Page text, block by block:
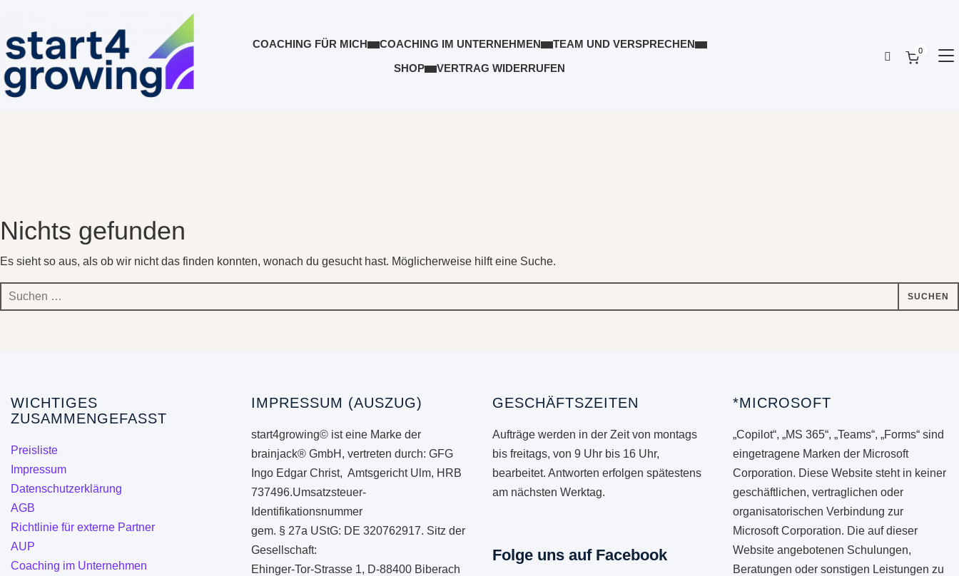
COACHING FÜR MICH COACHING IM UNTERNEHMEN
TEAM UND VERSPRECHEN
SHOP
VERTRAG WIDERRUFEN
0
Nichts gefunden
Es sieht so aus, als ob wir nicht das finden konnten, wonach du gesucht hast. Möglicherweise hilft eine Suche.
Suchen
nach:
WICHTIGES
ZUSAMMENGEFASST
Preisliste
Impressum
Datenschutzerklärung
AGB
Richtlinie für externe Partner
AUP
Coaching im Unternehmen
IMPRESSUM (AUSZUG)
start4growing© ist eine Marke der
brainjack® GmbH, vertreten durch: GFG
Ingo Edgar Christ, Amtsgericht Ulm, HRB
737496.Umsatzsteuer-
Identifikationsnummer
gem. § 27a UStG: DE 320762917. Sitz der
Gesellschaft:
Ehinger-Tor-Strasse 1, D-88400 Biberach
GESCHÄFTSZEITEN
Aufträge werden in der Zeit von montags
bis freitags, von 9 Uhr bis 16 Uhr,
bearbeitet. Antworten erfolgen spätestens
am nächsten Werktag.
Folge uns auf Facebook
*MICROSOFT
„Copilot“, „MS 365“, „Teams“, „Forms“ sind
eingetragene Marken der Microsoft
Corporation. Diese Website steht in keiner
geschäftlichen, vertraglichen oder
organisatorischen Verbindung zur
Microsoft Corporation. Die auf dieser
Website angebotenen Schulungen,
Beratungen oder sonstigen Leistungen zu